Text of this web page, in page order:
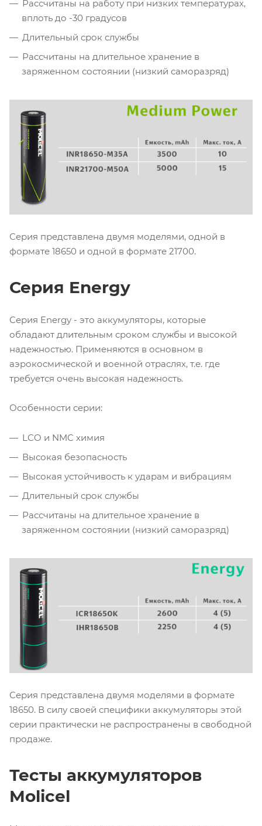
Рассчитаны на работу при низких температурах,
вплоть до -30 градусов
Длительный срок службы
Рассчитаны на длительное хранение в
заряженном состоянии (низкий саморазряд)
Серия представлена двумя моделями, одной в
формате 18650 и одной в формате 21700.
Серия Energy
Серия Energy - это аккумуляторы, которые
обладают длительным сроком службы и высокой
надежностью. Применяются в основном в
аэрокосмической и военной отраслях, т.е. где
требуется очень высокая надежность.
Особенности серии:
LCO и NMC химия
Высокая безопасность
Высокая устойчивость к ударам и вибрациям
Длительный срок службы
Рассчитаны на длительное хранение в
заряженном состоянии (низкий саморазряд)
Серия представлена двумя моделями в формате
18650. В силу своей специфики аккумуляторы этой
серии практически не распространены в свободной
продаже.
Тесты аккумуляторов
Molicel